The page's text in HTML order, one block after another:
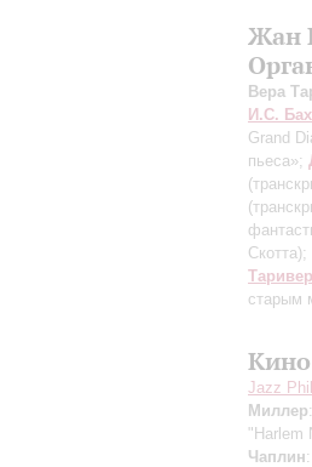
Жан
Вера
И.С. Бах
Grand
пьеса»;
Скотта);
старым
Jazz
Миллер
"Harlem
Чаплин